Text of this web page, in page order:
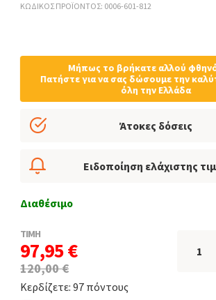
ΚΩΔΙΚΟΣ ΠΡΟΪΟΝΤΟΣ 0006-601-812
ΤΙΜΗ
97,95 €
120,00 €
Κερδίζετε: 97 πόντους
Μήπως το βρήκατε αλλού
Πατήστε για να σας δώσουμε την
όλη την Ελλάδα
Άτοκες δόσεις
Ειδοποίηση ελάχιστης
Διαθέσιμο